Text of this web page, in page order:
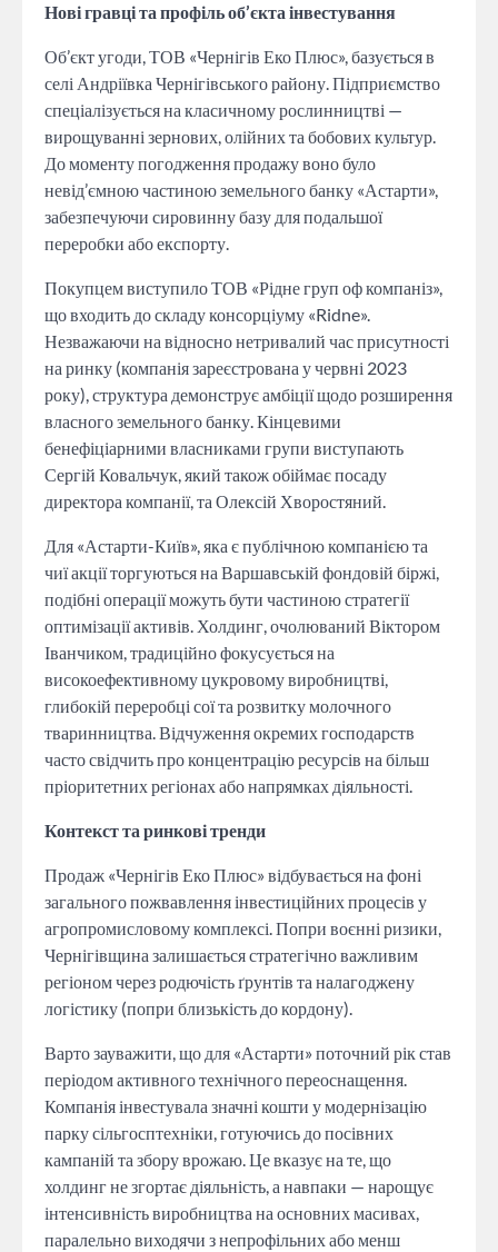
Нові гравці та профіль об’єкта інвестування
Об’єкт угоди, ТОВ «Чернігів Еко Плюс», базується в
селі Андріївка Чернігівського району. Підприємство
спеціалізується на класичному рослинництві —
вирощуванні зернових, олійних та бобових культур.
До моменту погодження продажу воно було
невід’ємною частиною земельного банку «Астарти»,
забезпечуючи сировинну базу для подальшої
переробки або експорту.
Покупцем виступило ТОВ «Рідне груп оф компаніз»,
що входить до складу консорціуму «Ridne».
Незважаючи на відносно нетривалий час присутності
на ринку (компанія зареєстрована у червні 2023
року), структура демонструє амбіції щодо розширення
власного земельного банку. Кінцевими
бенефіціарними власниками групи виступають
Сергій Ковальчук, який також обіймає посаду
директора компанії, та Олексій Хворостяний.
Для «Астарти-Київ», яка є публічною компанією та
чиї акції торгуються на Варшавській фондовій біржі,
подібні операції можуть бути частиною стратегії
оптимізації активів. Холдинг, очолюваний Віктором
Іванчиком, традиційно фокусується на
високоефективному цукровому виробництві,
глибокій переробці сої та розвитку молочного
тваринництва. Відчуження окремих господарств
часто свідчить про концентрацію ресурсів на більш
пріоритетних регіонах або напрямках діяльності.
Контекст та ринкові тренди
Продаж «Чернігів Еко Плюс» відбувається на фоні
загального пожвавлення інвестиційних процесів у
агропромисловому комплексі. Попри воєнні ризики,
Чернігівщина залишається стратегічно важливим
регіоном через родючість ґрунтів та налагоджену
логістику (попри близькість до кордону).
Варто зауважити, що для «Астарти» поточний рік став
періодом активного технічного переоснащення.
Компанія інвестувала значні кошти у модернізацію
парку сільгосптехніки, готуючись до посівних
кампаній та збору врожаю. Це вказує на те, що
холдинг не згортає діяльність, а навпаки — нарощує
інтенсивність виробництва на основних масивах,
паралельно виходячи з непрофільних або менш